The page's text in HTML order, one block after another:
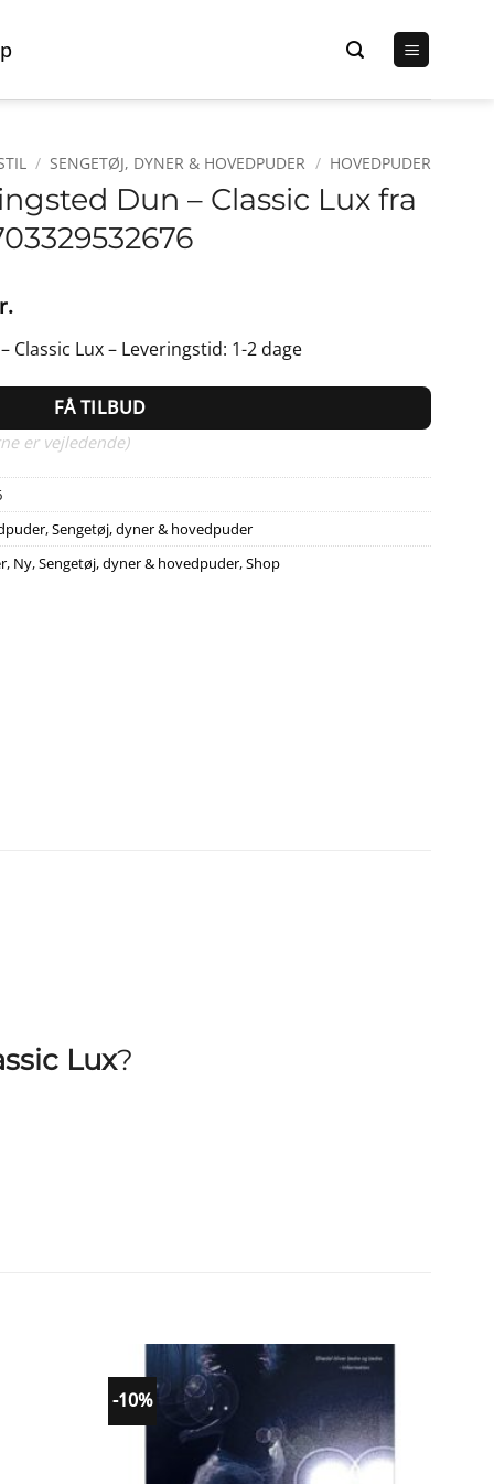
/ SENGETØJ, DYNER & HOVEDPUDER / HOVEDPUDER
Dun – Classic Lux fra
Den
aktuelle
pris
er:
399,00 kr..
Classic Lux – Leveringstid: 1-2 dage
FÅ TILBUD
er vejledende)
,Sengetøj, dyner & hovedpuder
, Ny,Sengetøj, dyner & hovedpuder,Shop
Lux?
-10%